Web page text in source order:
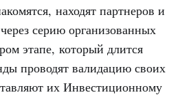
находят партнеров и
серию организованных
этапе, который длится
проводят валидацию своих
их Инвестиционному